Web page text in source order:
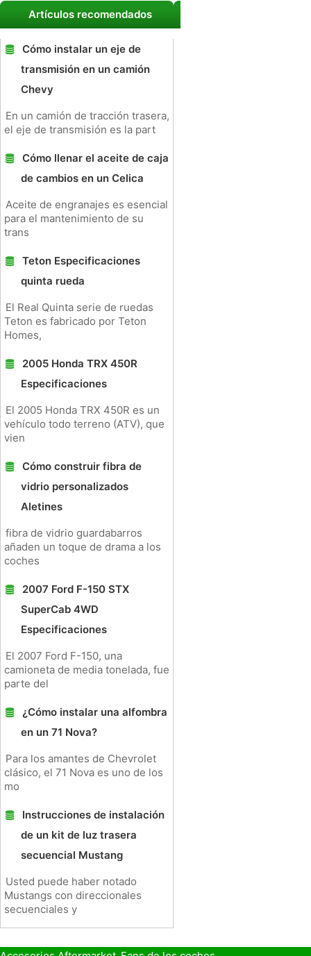
Artículos recomendados
Cómo instalar un eje de
transmisión en un camión
Chevy
En un camión de tracción trasera,
el eje de transmisión es la part
Cómo llenar el aceite de caja
de cambios en un Celica
Aceite de engranajes es esencial
para el mantenimiento de su
trans
Teton Especificaciones
quinta rueda
El Real Quinta serie de ruedas
Teton es fabricado por Teton
Homes,
2005 Honda TRX 450R
Especificaciones
El 2005 Honda TRX 450R es un
vehículo todo terreno (ATV), que
vien
Cómo construir fibra de
vidrio personalizados
Aletines
fibra de vidrio guardabarros
añaden un toque de drama a los
coches
2007 Ford F-150 STX
SuperCab 4WD
Especificaciones
El 2007 Ford F-150, una
camioneta de media tonelada, fue
parte del
¿Cómo instalar una alfombra
en un 71 Nova?
Para los amantes de Chevrolet
clásico, el 71 Nova es uno de los
mo
Instrucciones de instalación
de un kit de luz trasera
secuencial Mustang
Usted puede haber notado
Mustangs con direccionales
secuenciales y